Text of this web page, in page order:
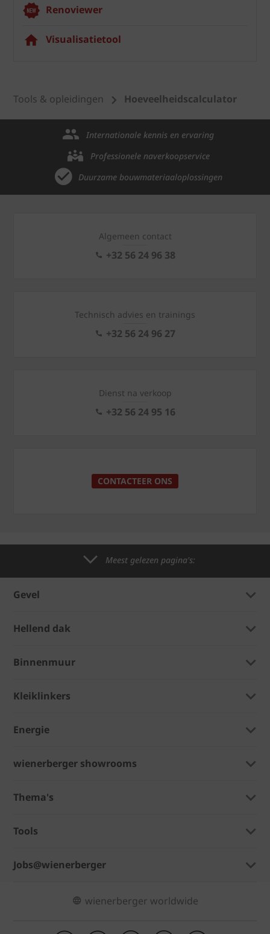
Renoviewer
Visualisatietool
Tools & opleidingen Hoeveelheidscalculator
Internationale kennis en ervaring
Professionele naverkoopservice
Duurzame bouwmateriaaloplossingen
Algemeen contact
+32 56 24 96 38
Technisch advies en trainings
+32 56 24 96 27
Dienst na verkoop
+32 56 24 95 16
CONTACTEER ONS
Meest gelezen pagina's:
Gevel
Hellend dak
Binnenmuur
Kleiklinkers
Energie
wienerberger showrooms
Thema's
Tools
Jobs@wienerberger
wienerberger worldwide